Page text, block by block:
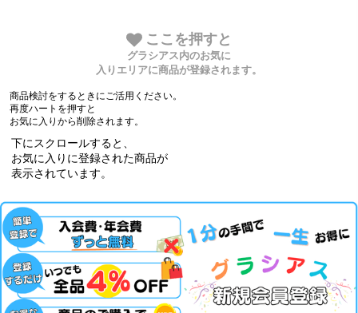
ここを押すと
グラシアス内のお気に
入りエリアに商品が登録されます。
商品検討をするときにご活用ください。
再度ハートを押すと
お気に入りから削除されます。
下にスクロールすると、
お気に入りに登録された商品が
表示されています。